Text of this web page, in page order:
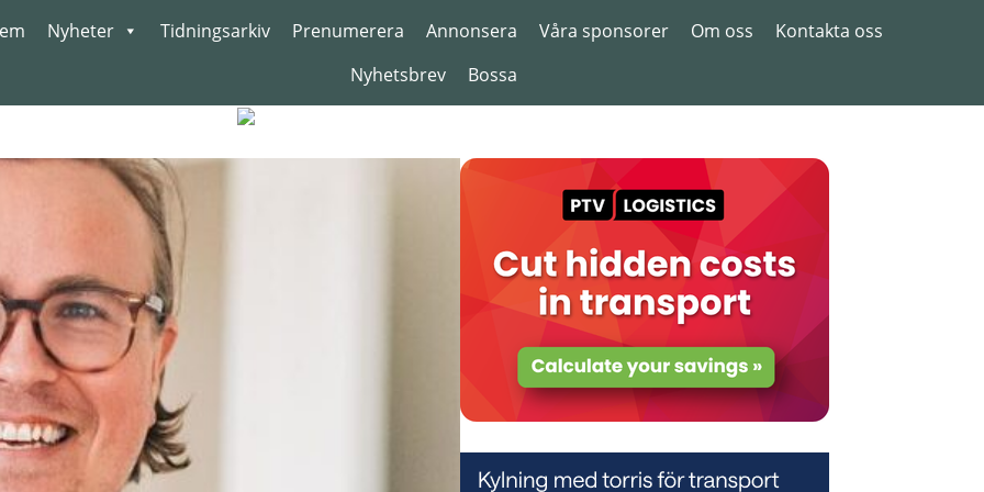
Nyheter Tidningsarkiv Prenumerera Annonsera Våra sponsorer Om oss
Kontakta oss
Nyhetsbrev
Bossa